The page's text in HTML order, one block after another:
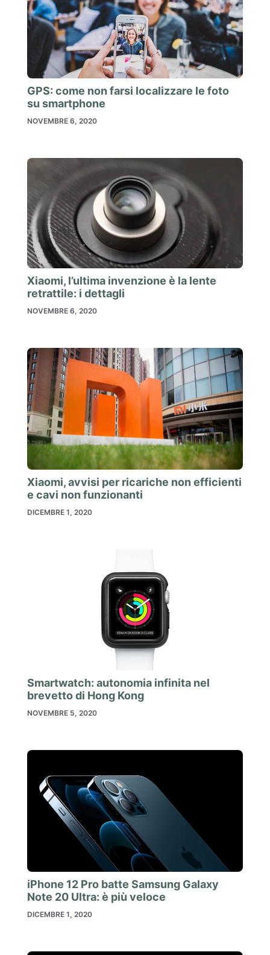
GPS: come non farsi localizzare le foto
su smartphone
NOVEMBRE 6, 2020
Xiaomi, l’ultima invenzione è la lente
retrattile: i dettagli
NOVEMBRE 6, 2020
Xiaomi, avvisi per ricariche non efficienti
e cavi non funzionanti
DICEMBRE 1, 2020
Smartwatch: autonomia infinita nel
brevetto di Hong Kong
NOVEMBRE 5, 2020
iPhone 12 Pro batte Samsung Galaxy
Note 20 Ultra: è più veloce
DICEMBRE 1, 2020